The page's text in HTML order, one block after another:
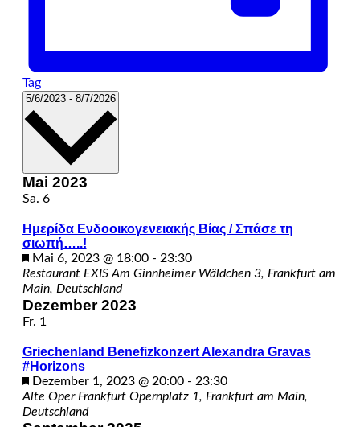
Tag
5/6/2023 - 8/7/2026 Datum
Mai 2023
Sa. 6
Ημερίδα Ενδοοικογενειακής Βίας / Σπάσε τη
σιωπή…..!
Hervorgehoben
Mai 6, 2023 @ 18:00- 23:30
Restaurant EXISAm Ginnheimer Wäldchen 3, Frankfurt am
Main, Deutschland
Dezember 2023
Fr. 1
Griechenland Benefizkonzert Alexandra Gravas
#Horizons
Hervorgehoben
Dezember 1, 2023 @ 20:00- 23:30
Alte Oper Frankfurt Opernplatz 1, Frankfurt am Main,
Deutschland